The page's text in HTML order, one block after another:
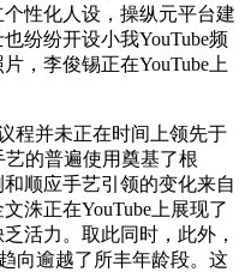
性化人设，操纵元平台建
纷纷开设小我YouTube频
，李俊锡正在YouTube上
并未正在时间上领先于
的普遍使用奠基了根
顺应手艺引领的变化来自
洙正在YouTube上展现了
活力。取此同时，此外，
向逾越了所丰年龄段。这